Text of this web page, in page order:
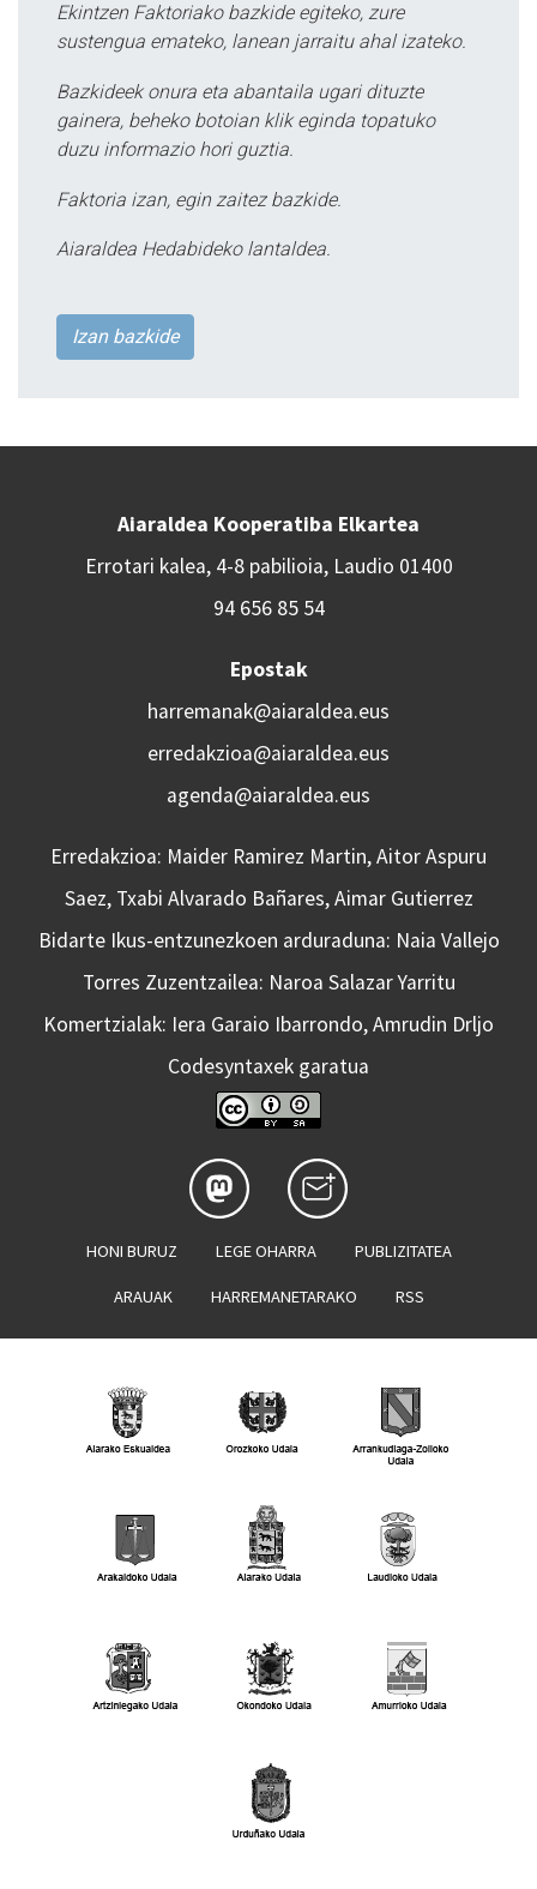
Ekintzen Faktoriako bazkide egiteko, zure
sustengua emateko, lanean jarraitu ahal izateko.
Bazkideek onura eta abantaila ugari dituzte
gainera, beheko botoian klik eginda topatuko
duzu informazio hori guztia.
Faktoria izan, egin zaitez bazkide.
Aiaraldea Hedabideko lantaldea.
Izan bazkide
Aiaraldea Kooperatiba Elkartea
Errotari kalea, 4-8 pabilioia, Laudio 01400
94 656 85 54
Epostak
harremanak@aiaraldea.eus
erredakzioa@aiaraldea.eus
agenda@aiaraldea.eus
Erredakzioa: Maider Ramirez Martin, Aitor Aspuru
Saez, Txabi Alvarado Bañares, Aimar Gutierrez
Bidarte Ikus-entzunezkoen arduraduna: Naia Vallejo
Torres Zuzentzailea: Naroa Salazar Yarritu
Komertzialak: Iera Garaio Ibarrondo, Amrudin Drljo
Codesyntaxek garatua
HONI BURUZ LEGE OHARRA PUBLIZITATEA
ARAUAK HARREMANETARAKO RSS